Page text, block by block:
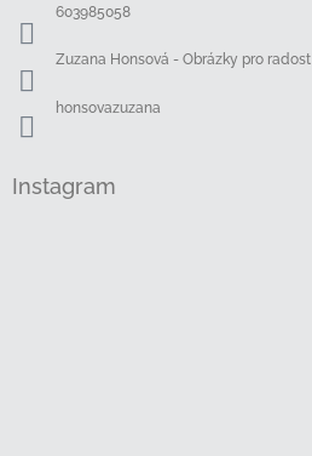
603985058
Zuzana Honsová - Obrázky pro radost
honsovazuzana
Instagram